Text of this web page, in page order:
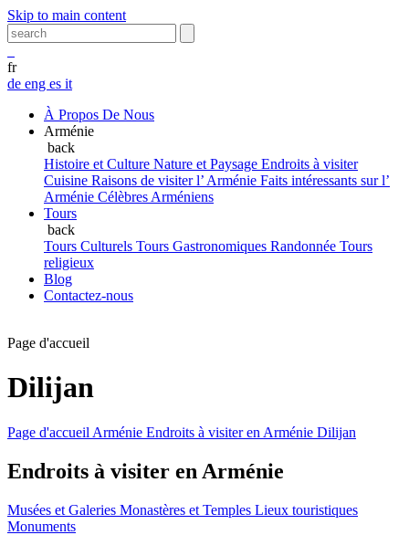
Skip to main content
fr
de eng es it
À Propos De Nous
Arménie
back
Histoire et Culture Nature et Paysage Endroits à visiter
Cuisine Raisons de visiter l’ Arménie Faits intéressants sur l’
Arménie Célèbres Arméniens
Tours
back
Tours Culturels Tours Gastronomiques Randonnée Tours
religieux
Blog
Contactez-nous
Page d'accueil
Dilijan
Page d'accueil Arménie Endroits à visiter en Arménie Dilijan
Endroits à visiter en Arménie
Musées et Galeries Monastères et Temples Lieux touristiques
Monuments